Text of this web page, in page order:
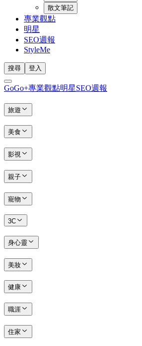
散文筆記
專業觀點
明星
SEO週報
StyleMe
搜尋 登入
GoGo+專業觀點明星SEO週報
旅遊
美食
影視
親子
寵物
3C
身心靈
美妝
健康
職涯
住家